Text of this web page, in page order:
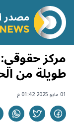
مركز
طويلة من
01 مايو 2025 01:42 م